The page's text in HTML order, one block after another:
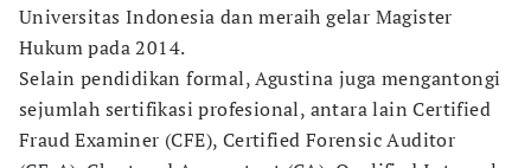
Universitas Indonesia dan meraih gelar Magister
Hukum pada 2014.
Selain pendidikan formal, Agustina juga mengantongi
sejumlah sertifikasi profesional, antara lain Certified
Fraud Examiner (CFE), Certified Forensic Auditor